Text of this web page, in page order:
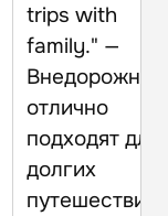
trips with
family." —
отлично
подходят для
долгих
путешествий